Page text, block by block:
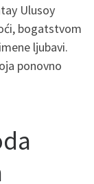
Ulusoy
bogatstvom
ljubavi.
ponovno